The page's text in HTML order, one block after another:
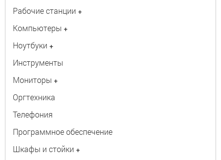
Рабочие станции +
Компьютеры +
Ноутбуки +
Инструменты
Мониторы +
Оргтехника
Телефония
Программное обеспечение
Шкафы и стойки +